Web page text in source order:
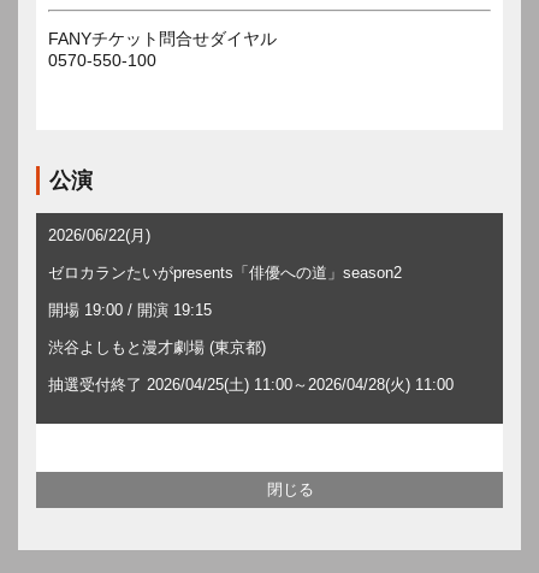
FANYチケット問合せダイヤル
0570-550-100
公演
2026/06/22(月)
ゼロカランたいがpresents「俳優への道」season2
開場 19:00 / 開演 19:15
渋谷よしもと漫才劇場 (東京都)
抽選受付終了 2026/04/25(土) 11:00～2026/04/28(火) 11:00